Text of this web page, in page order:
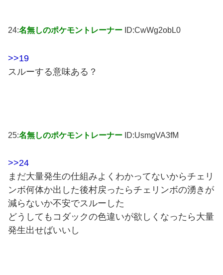
24:名無しのポケモントレーナー ID:CwWg2obL0
>>19
スルーする意味ある？
25:名無しのポケモントレーナー ID:UsmgVA3fM
>>24
まだ大量発生の仕組みよくわかってないからチェリ
ンボ何体か出した後村戻ったらチェリンボの湧きが
減らないか不安でスルーした
どうしてもコダックの色違いが欲しくなったら大量
発生出せばいいし